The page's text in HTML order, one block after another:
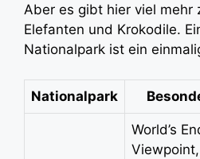
Aber es gibt hier viel mehr
Elefanten und Krokodile.
Nationalpark ist ein
Nationalpark
World’s